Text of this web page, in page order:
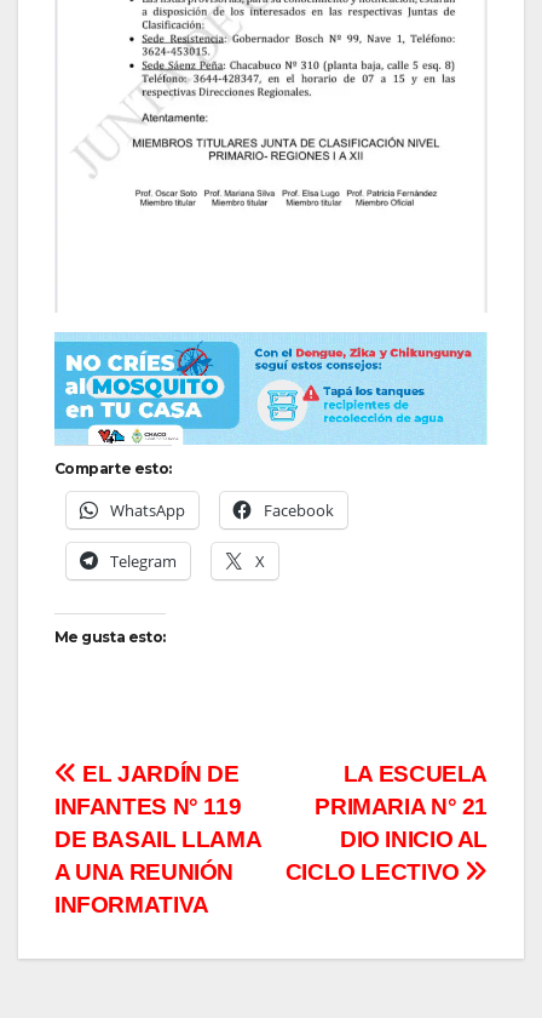
Comparte esto:
WhatsApp Facebook
Telegram X
Me gusta esto:
Navegación
de
entradas
LA ESCUELA
PRIMARIA N° 21
DIO INICIO AL
CICLO LECTIVO
EL JARDÍN DE
INFANTES N° 119
DE BASAIL LLAMA
A UNA REUNIÓN
INFORMATIVA